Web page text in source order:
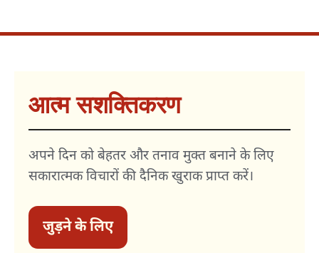
आत्म सशक्तिकरण
अपने दिन को बेहतर और तनाव मुक्त बनाने के लिए
सकारात्मक विचारों की दैनिक खुराक प्राप्त करें।
जुड़ने के लिए